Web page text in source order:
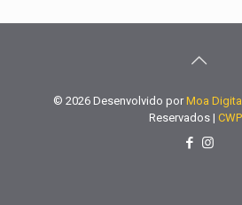
© 2026 Desenvolvido por Moa Digital
Reservados |